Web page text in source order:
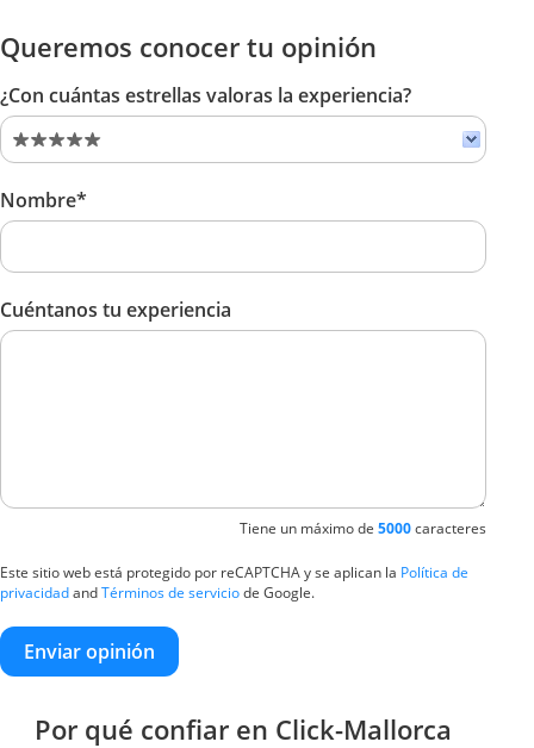
Queremos conocer tu opinión
¿Con cuántas estrellas valoras la experiencia?
Nombre*
Cuéntanos tu experiencia
Tiene un máximo de 5000caracteres
Este sitio web está protegido por reCAPTCHA y se aplican la Política de
privacidadandTérminos de serviciode Google.
Enviar opinión
Por qué confiar en Click-Mallorca